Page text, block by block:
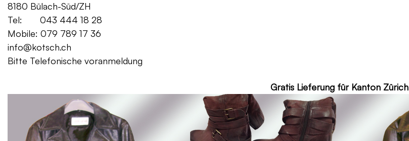
8180 Bülach-Süd/ZH
Tel: 043 444 18 28
Mobile: 079 789 17 36
info@kotsch.ch
Bitte Telefonische voranmeldung
Gratis Lieferung für Kanton Zürich